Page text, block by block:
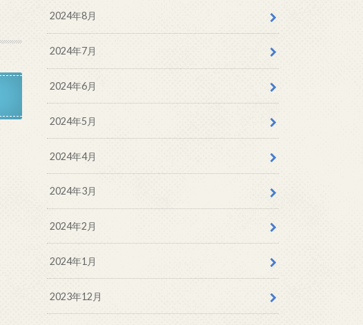
2024年8月
2024年7月
2024年6月
2024年5月
2024年4月
2024年3月
2024年2月
2024年1月
2023年12月